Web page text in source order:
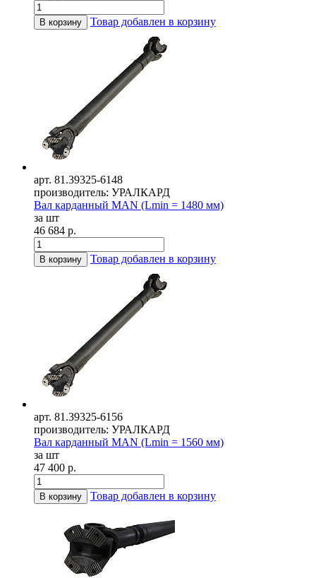
В корзину Товар добавлен в корзину
арт. 81.39325-6148
производитель: УРАЛКАРД
Вал карданный MAN (Lmin = 1480 мм)
за шт
46 684 р.
В корзину Товар добавлен в корзину
арт. 81.39325-6156
производитель: УРАЛКАРД
Вал карданный MAN (Lmin = 1560 мм)
за шт
47 400 р.
В корзину Товар добавлен в корзину